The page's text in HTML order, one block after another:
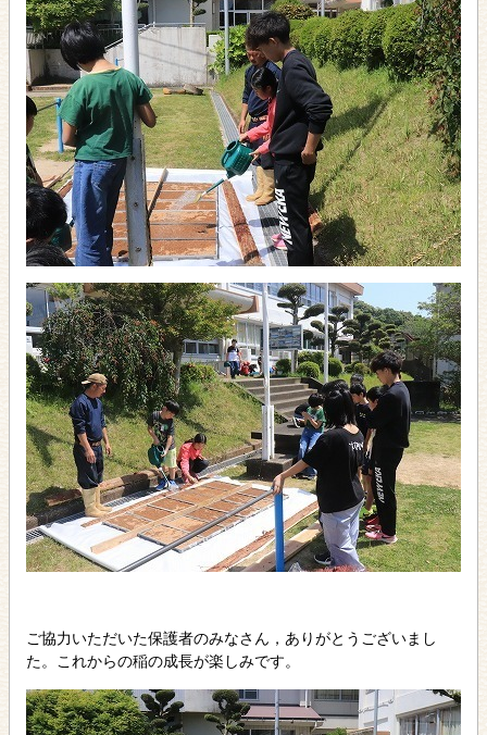
ご協力いただいた保護者のみなさん，ありがとうございまし
た。これからの稲の成長が楽しみです。